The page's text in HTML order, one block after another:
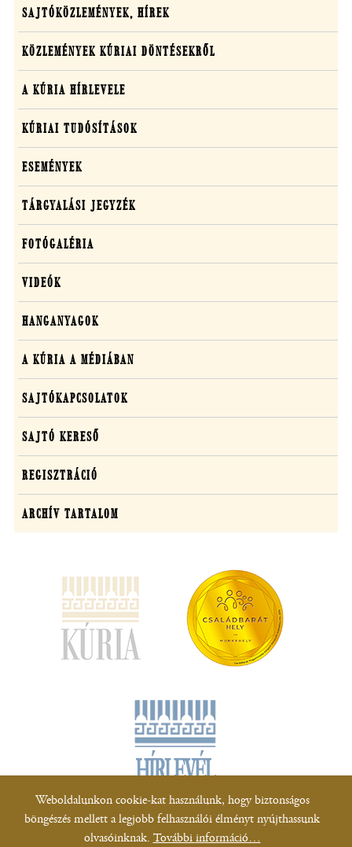
Sajtó,
közlemények,
média
SAJTÓKÖZLEMÉNYEK, HÍREK
KÖZLEMÉNYEK KÚRIAI DÖNTÉSEKRŐL
A KÚRIA HÍRLEVELE
KÚRIAI TUDÓSÍTÁSOK
ESEMÉNYEK
TÁRGYALÁSI JEGYZÉK
FOTÓGALÉRIA
VIDEÓK
HANGANYAGOK
A KÚRIA A MÉDIÁBAN
SAJTÓKAPCSOLATOK
SAJTÓ KERESŐ
REGISZTRÁCIÓ
ARCHÍV TARTALOM
Minden jog fenntartva!
Weboldalunkon cookie-kat használunk, hogy biztonságos
böngészés mellett a legjobb felhasználói élményt nyújthassunk
olvasóinknak. További információ…